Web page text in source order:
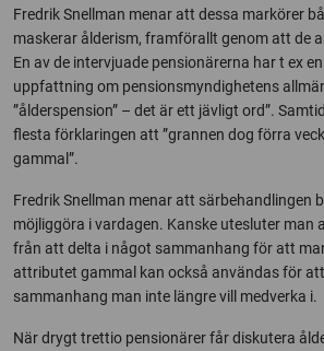
Fredrik Snellman menar att dessa markörer
maskerar ålderism, framförallt genom att de
En av de intervjuade pensionärerna har t ex
uppfattning om pensionsmyndighetens
”ålderspension” – det är ett jävligt ord”.
flesta förklaringen att ”grannen dog förra
gammal”.
Fredrik Snellman menar att särbehandlingen
möjliggöra i vardagen. Kanske utesluter man
från att delta i något sammanhang för att
attributet gammal kan också användas för
sammanhang man inte längre vill medverka i.
När drygt trettio pensionärer får diskutera